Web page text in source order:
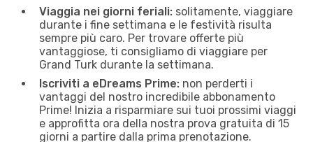
Viaggia nei giorni feriali: solitamente, viaggiare
durante i fine settimana e le festività risulta
sempre più caro. Per trovare offerte più
vantaggiose, ti consigliamo di viaggiare per
Grand Turk durante la settimana.
Iscriviti a eDreams Prime: non perderti i
vantaggi del nostro incredibile abbonamento
Prime! Inizia a risparmiare sui tuoi prossimi viaggi
e approfitta ora della nostra prova gratuita di 15
giorni a partire dalla prima prenotazione.